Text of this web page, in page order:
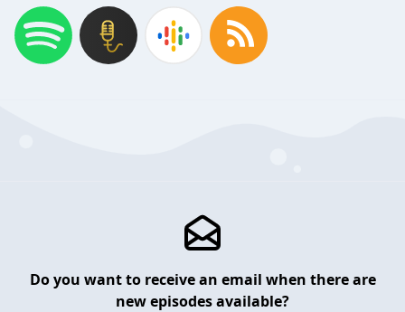
Do you want to receive an email when there are
new episodes available?